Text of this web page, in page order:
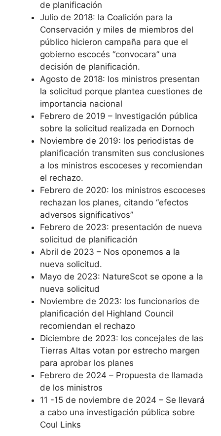
de planificación
Julio de 2018: la Coalición para la
Conservación y miles de miembros del
público hicieron campaña para que el
gobierno escocés “convocara” una
decisión de planificación.
Agosto de 2018: los ministros presentan
la solicitud porque plantea cuestiones de
importancia nacional
Febrero de 2019 – Investigación pública
sobre la solicitud realizada en Dornoch
Noviembre de 2019: los periodistas de
planificación transmiten sus conclusiones
a los ministros escoceses y recomiendan
el rechazo.
Febrero de 2020: los ministros escoceses
rechazan los planes, citando “efectos
adversos significativos”
Febrero de 2023: presentación de nueva
solicitud de planificación
Abril de 2023 – Nos oponemos a la
nueva solicitud.
Mayo de 2023: NatureScot se opone a la
nueva solicitud
Noviembre de 2023: los funcionarios de
planificación del Highland Council
recomiendan el rechazo
Diciembre de 2023: los concejales de las
Tierras Altas votan por estrecho margen
para aprobar los planes
Febrero de 2024 – Propuesta de llamada
de los ministros
11 -15 de noviembre de 2024 – Se llevará
a cabo una investigación pública sobre
Coul Links